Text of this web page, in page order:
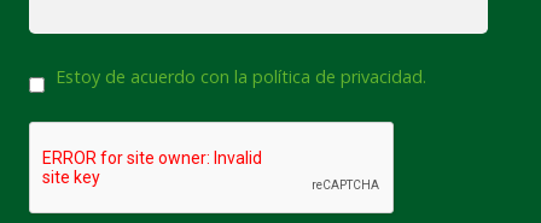
Consentimiento
Estoy de acuerdo con la política de privacidad.